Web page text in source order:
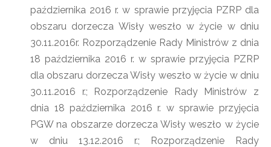
października 2016 r. w sprawie przyjęcia PZRP dla
obszaru dorzecza Wisły weszło w życie w dniu
30.11.2016r. Rozporządzenie Rady Ministrów z dnia
18 października 2016 r. w sprawie przyjęcia PZRP
dla obszaru dorzecza Wisły weszło w życie w dniu
30.11.2016 r.; Rozporządzenie Rady Ministrów z
dnia 18 października 2016 r. w sprawie przyjęcia
PGW na obszarze dorzecza Wisły weszło w życie
w dniu 13.12.2016 r.; Rozporządzenie Rady